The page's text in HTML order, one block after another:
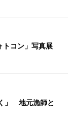
トコン」写真展
」 地元漁師と